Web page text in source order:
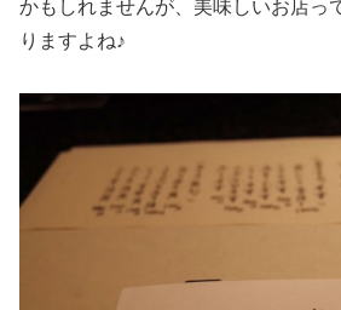
かもしれませんが、美味しいお店っ
りますよね♪